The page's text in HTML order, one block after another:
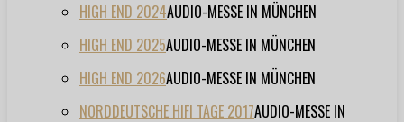
HIGH END 2024AUDIO-MESSE IN MÜNCHEN
HIGH END 2025AUDIO-MESSE IN MÜNCHEN
HIGH END 2026AUDIO-MESSE IN MÜNCHEN
NORDDEUTSCHE HIFI TAGE 2017AUDIO-MESSE IN